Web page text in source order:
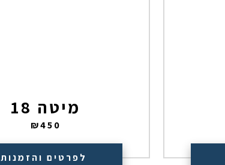
מיטה 18
₪450
לפרטים והזמנות